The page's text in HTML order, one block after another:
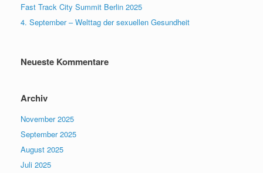
Fast Track City Summit Berlin 2025
4. September – Welttag der sexuellen Gesundheit
Neueste Kommentare
Archiv
November 2025
September 2025
August 2025
Juli 2025